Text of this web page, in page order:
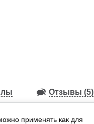
Отзывы (5)
применять как для